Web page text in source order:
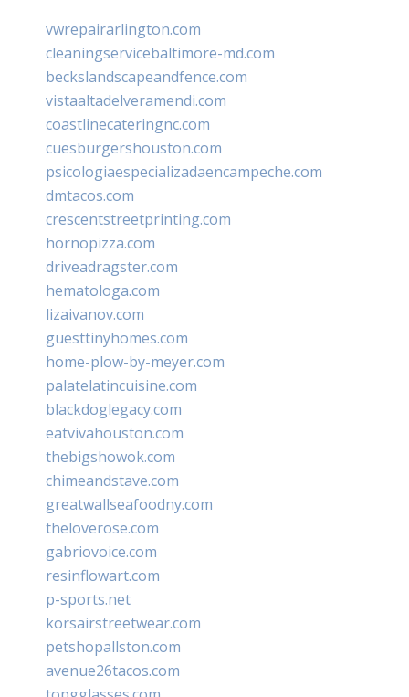
vwrepairarlington.com
cleaningservicebaltimore-md.com
beckslandscapeandfence.com
vistaaltadelveramendi.com
coastlinecateringnc.com
cuesburgershouston.com
psicologiaespecializadaencampeche.com
dmtacos.com
crescentstreetprinting.com
hornopizza.com
driveadragster.com
hematologa.com
lizaivanov.com
guesttinyhomes.com
home-plow-by-meyer.com
palatelatincuisine.com
blackdoglegacy.com
eatvivahouston.com
thebigshowok.com
chimeandstave.com
greatwallseafoodny.com
theloverose.com
gabriovoice.com
resinflowart.com
p-sports.net
korsairstreetwear.com
petshopallston.com
avenue26tacos.com